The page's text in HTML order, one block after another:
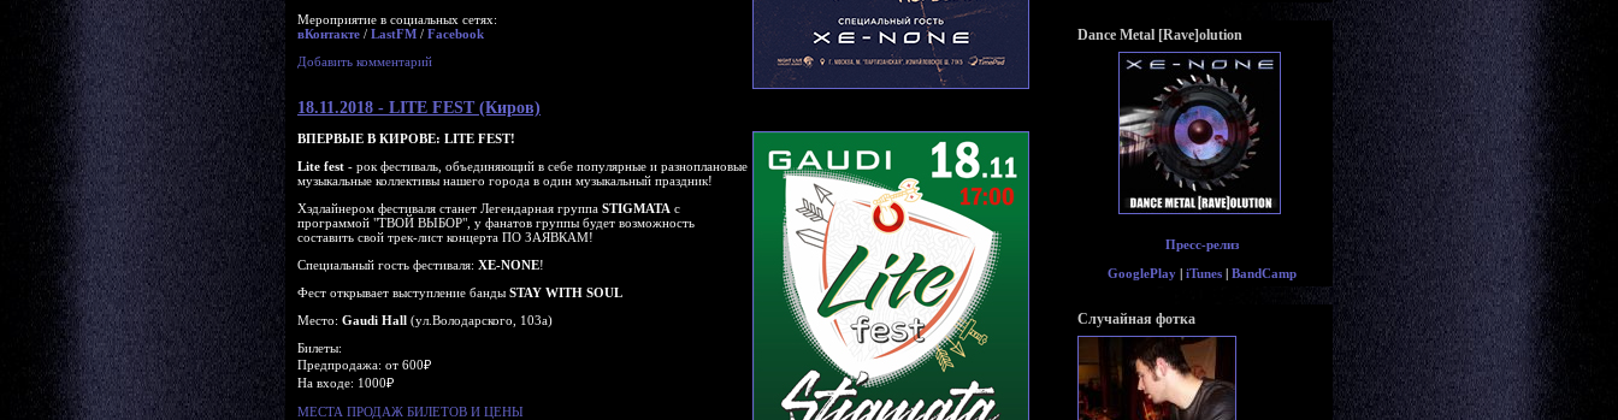
Мероприятие в социальных сетях:
вКонтакте / LastFM / Facebook
Добавить комментарий
18.11.2018 - LITE FEST (Киров)
ВПЕРВЫЕ В КИРОВЕ: LITE FEST!
Lite fest - рок фестиваль, объединяющий в себе популярные и разноплановые
музыкальные коллективы нашего города в один музыкальный праздник!
Хэдлайнером фестиваля станет Легендарная группа STIGMATA с
программой "ТВОЙ ВЫБОР", у фанатов группы будет возможность
составить свой трек-лист концерта ПО ЗАЯВКАМ!
Специальный гость фестиваля: XE-NONE!
Фест открывает выступление банды STAY WITH SOUL
Место: Gaudi Hall (ул.Володарского, 103а)
Билеты:
Предпродажа: от 600₽
На входе: 1000₽
МЕСТА ПРОДАЖ БИЛЕТОВ И ЦЕНЫ
Dance Metal [Rave]olution
Пресс-релиз
GooglePlay | iTunes | BandCamp
Случайная фотка